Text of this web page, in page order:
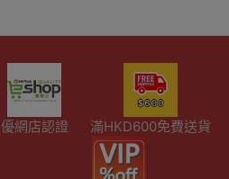
優網店認證 滿HKD600免費送貨